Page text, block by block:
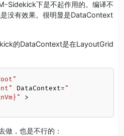
Sidekick下是不起作用的。编译不
没有效果。很明显是DataContext
的DataContext是在LayoutGrid
DataContext="
>
做，也是不行的：